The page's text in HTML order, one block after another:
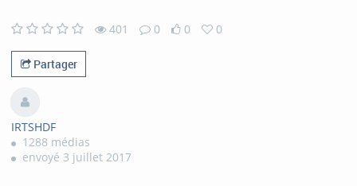
401
views
0
comments
0
likes
0
favoritesPartager
IRTSHDF
1288 médias
envoyé 3 juillet 2017